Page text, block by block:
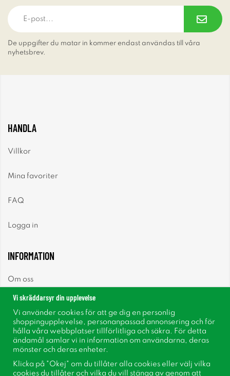
De uppgifter du matar in kommer endast användas till våra
nyhetsbrev.
HANDLA
Villkor
Mina favoriter
FAQ
Logga in
INFORMATION
Om oss
Nyhetsbrev
Om cookies
Vi skräddarsyr din upplevelse
Vi använder cookies för att ge dig en personlig
shoppingupplevelse, personanpassad annonsering och för
hålla våra webbplatser tillförlitliga och säkra. För detta
ändamål samlar vi in information om användarna, deras
mönster och deras enheter.
Klicka på "Okej" om du tillåter alla cookies eller välj vilka
cookies du tillåter och vilka du vill stänga av genom att